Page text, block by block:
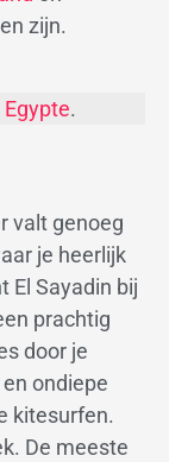
zijn.
.
valt genoeg
je heerlijk
El Sayadin bij
prachtig
door je
ondiepe
kitesurfen.
De meeste